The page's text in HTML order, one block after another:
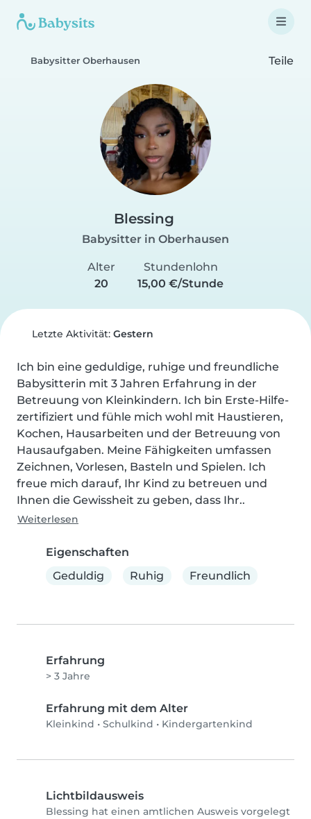
Babysitter Oberhausen Teile
Blessing
Babysitter in Oberhausen
Alter
20
Stundenlohn
15,00 €/Stunde
Letzte Aktivität: Gestern
Ich bin eine geduldige, ruhige und freundliche
Babysitterin mit 3 Jahren Erfahrung in der
Betreuung von Kleinkindern. Ich bin Erste-Hilfe-
zertifiziert und fühle mich wohl mit Haustieren,
Kochen, Hausarbeiten und der Betreuung von
Hausaufgaben. Meine Fähigkeiten umfassen
Zeichnen, Vorlesen, Basteln und Spielen. Ich
freue mich darauf, Ihr Kind zu betreuen und
Ihnen die Gewissheit zu geben, dass Ihr..
Weiterlesen
Eigenschaften
Geduldig
Ruhig Freundlich
Erfahrung
> 3 Jahre
Erfahrung mit dem Alter
Kleinkind • Schulkind • Kindergartenkind
Lichtbildausweis
Blessing hat einen amtlichen Ausweis vorgelegt